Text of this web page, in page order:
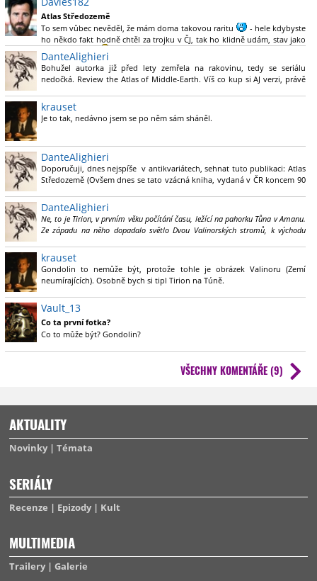
pro podpis..a jako ted s atlasem jsem kdysi zjistil, ze se pry neda sehnat
ta velka barevna kniha s Barbarem Cohenem a jeho partou. A ja kdysi
koupil dva kusy..
Atlas Středozemě
To sem vůbec nevěděl, že mám doma takovou raritu
- hele kdybyste
ho někdo fakt hodně chtěl za trojku v ČJ, tak ho klidně udám, stav jako
novej, nečtenej
Jinak abych nebyl úplně OT, tak na seriál sem zvědavej, ale bojim se
vaty - dneska jak něco není minisérie, tak mám skoro vždycky pocit, že
to má zbytečně xx hodin prázdného tlachání a děje navíc... tak uvidíme.
DanteAlighieri
Bohužel autorka již před lety zemřela na rakovinu, tedy se seriálu
nedočká. Review the Atlas of Middle-Earth. Víš co kup si AJ verzi, právě
Amazonu.
přebal. A ta AJ je v tomto případě relativně strohá.
krauset
Je to tak, nedávno jsem se po něm sám sháněl.
DanteAlighieri
Doporučuji, dnes nejspíše v antikvariátech, sehnat tuto publikaci: Atlas
Středozemě (Ovšem dnes se tato vzácná kniha, vydaná v ČR koncem 90
díky seriálu bude dotisk).
DanteAlighieri
Ne, to je Tirion, v prvním věku počítání času, ležící na pahorku Tůna v Amanu.
Ze západu na něho dopadalo světlo Dvou Valinorských stromů, k východu
krauset
Gondolin to nemůže být, protože tohle je obrázek Valinoru (Zemí
neumírajících). Osobně bych si tipl Tirion na Túně.
Na pondělí či úterý chystám tematický článek analyzující první fotku, tak
tě s předstihem zvu ke čtení.
Vault_13
Co ta první fotka?
Co to může být? Gondolin?
VŠECHNY KOMENTÁŘE (9)
AKTUALITY
Novinky Témata
SERIÁLY
Recenze Epizody Kult
MULTIMEDIA
Trailery Galerie